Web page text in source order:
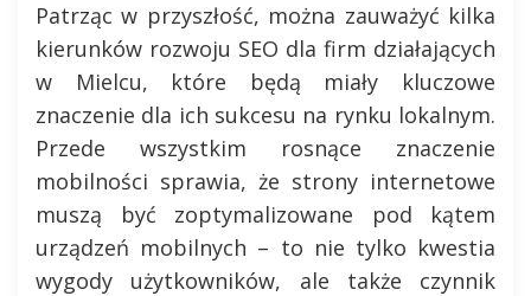
Patrząc w przyszłość, można zauważyć kilka
kierunków rozwoju SEO dla firm działających
w Mielcu, które będą miały kluczowe
znaczenie dla ich sukcesu na rynku lokalnym.
Przede wszystkim rosnące znaczenie
mobilności sprawia, że strony internetowe
muszą być zoptymalizowane pod kątem
urządzeń mobilnych – to nie tylko kwestia
wygody użytkowników, ale także czynnik